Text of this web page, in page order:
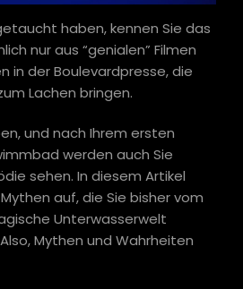
haben, kennen Sie das
nur aus “genialen” Filmen
in der Boulevardpresse, die
Lachen bringen.
und nach Ihrem ersten
werden auch Sie
sehen. In diesem Artikel
auf, die Sie bisher vom
Unterwasserwelt
Mythen und Wahrheiten